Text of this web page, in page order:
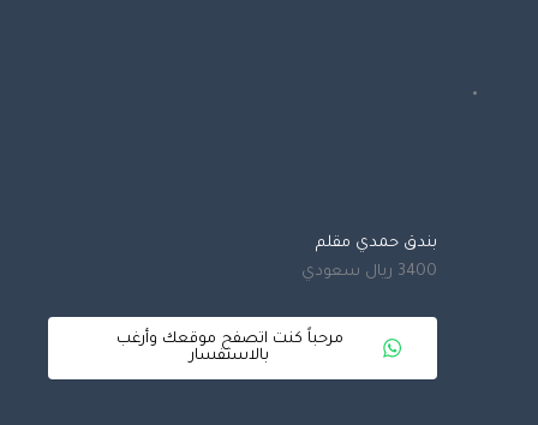
بندق حمدي مقلم
3400 ريال سعودي
مرحباً كنت اتصفح موقعك وأرغب
بالاستفسار